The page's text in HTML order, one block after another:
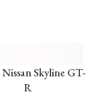
Nissan Skyline GT-
R